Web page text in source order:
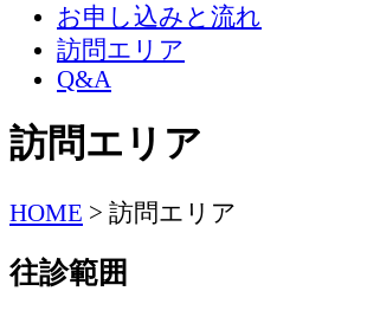
お申し込みと流れ
訪問エリア
Q&A
訪問エリア
HOME > 訪問エリア
往診範囲